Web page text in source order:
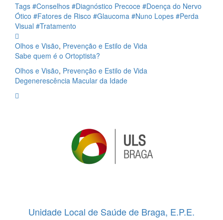
Tags #Conselhos #Diagnóstico Precoce #Doença do Nervo
Ótico #Fatores de Risco #Glaucoma #Nuno Lopes #Perda
Visual #Tratamento
Olhos e Visão, Prevenção e Estilo de Vida
Sabe quem é o Ortoptista?
Olhos e Visão, Prevenção e Estilo de Vida
Degenerescência Macular da Idade
Unidade Local de Saúde de Braga, E.P.E.